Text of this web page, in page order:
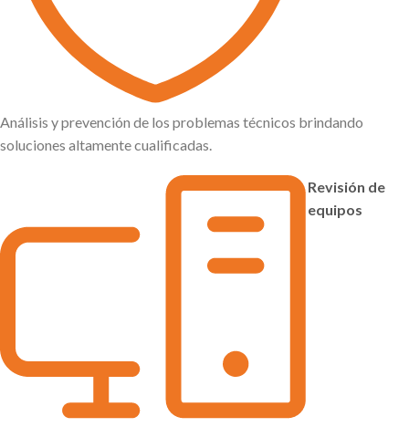
Análisis y prevención de los problemas técnicos brindando
soluciones altamente cualificadas.
Revisión de
equipos